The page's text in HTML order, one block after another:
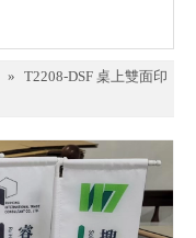
» T2208-DSF 桌上雙面印